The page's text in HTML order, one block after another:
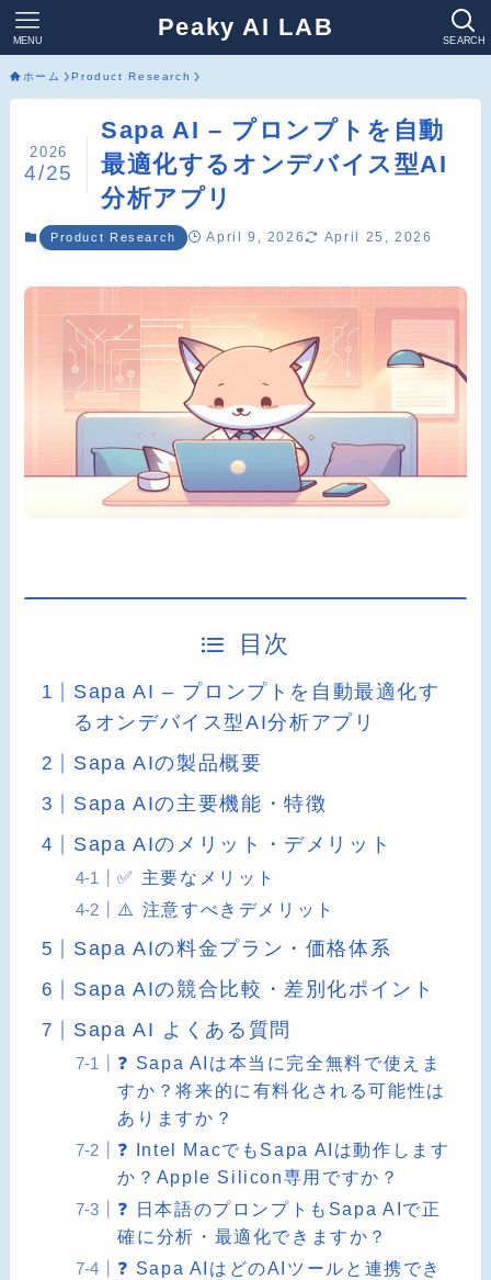
Peaky AI LAB SEARCH
MENU
ホーム Product Research
Sapa AI – プロンプトを自動
最適化するオンデバイス型AI
分析アプリ
2026
4/25
Product Research April 9, 2026 April 25, 2026
目次
Sapa AI – プロンプトを自動最適化す
るオンデバイス型AI分析アプリ
Sapa AIの製品概要
Sapa AIの主要機能・特徴
Sapa AIのメリット・デメリット
✅ 主要なメリット
⚠️ 注意すべきデメリット
Sapa AIの料金プラン・価格体系
Sapa AIの競合比較・差別化ポイント
Sapa AI よくある質問
❓ Sapa AIは本当に完全無料で使えま
すか？将来的に有料化される可能性は
ありますか？
❓ Intel MacでもSapa AIは動作します
か？Apple Silicon専用ですか？
❓ 日本語のプロンプトもSapa AIで正
確に分析・最適化できますか？
❓ Sapa AIはどのAIツールと連携でき